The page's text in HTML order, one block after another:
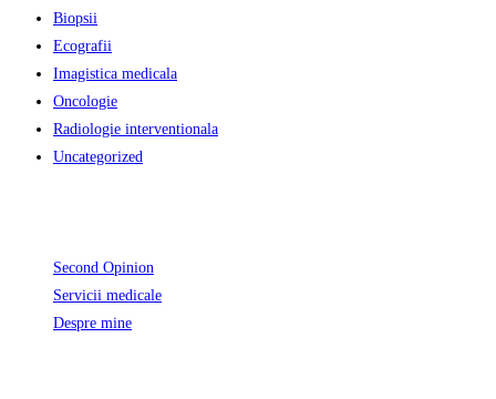
Biopsii
Ecografii
Imagistica medicala
Oncologie
Radiologie interventionala
Uncategorized
Second Opinion
Servicii medicale
Despre mine